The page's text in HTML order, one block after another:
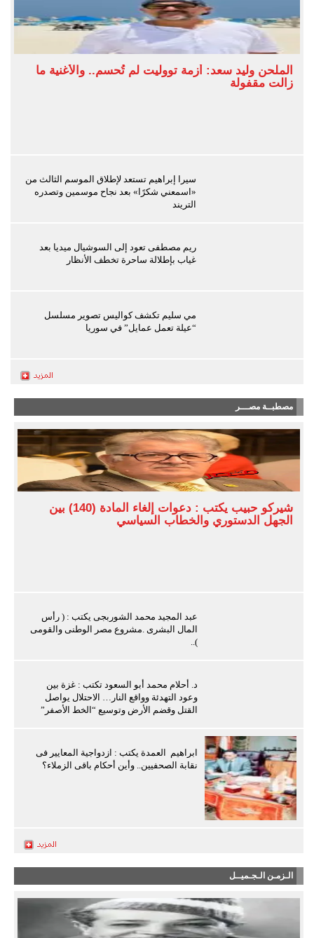
الملحن وليد سعد: أزمة تووليت لم تُحسم.. والأغنية ما
زالت مقفولة
سيرا إبراهيم تستعد لإطلاق الموسم الثالث من
«اسمعني شكرًا» بعد نجاح موسمين وتصدره
التريند
ريم مصطفى تعود إلى السوشيال ميديا بعد
غياب بإطلالة ساحرة تخطف الأنظار
مي سليم تكشف كواليس تصوير مسلسل
“عيلة تعمل عمايل” في سوريا
مصطبــة مصـــر
شيركو حبيب يكتب : دعوات إلغاء المادة (140) بين
الجهل الدستوري والخطاب السياسي
عبد المجيد محمد الشوربجى يكتب : ( رأس
المال البشرى .مشروع مصر الوطنى والقومى
)..
د. أحلام محمد أبو السعود تكتب : غزة بين
وعود التهدئة وواقع النار… الاحتلال يواصل
القتل وقضم الأرض وتوسيع “الخط الأصفر”
ابراهيم العمدة يكتب : ازدواجية المعايير فى
نقابة الصحفيين.. وأين أحكام باقى الزملاء؟
الـزمـن الـجـميــل